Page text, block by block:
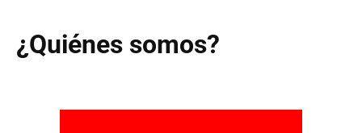
¿Quiénes somos?